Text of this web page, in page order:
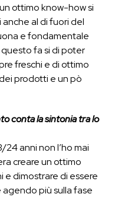
ottimo know-how si
al di fuori del
e fondamentale
fa si di poter
freschi e di ottimo
prodotti e un pò
conta la sintonia tra lo
anni non l’ho mai
creare un ottimo
e dimostrare di essere
più sulla fase